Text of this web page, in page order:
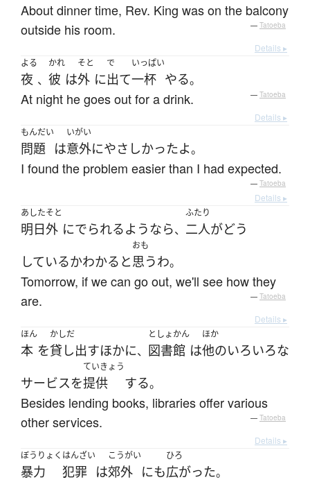
About dinner time, Rev. King was on the balcony
outside his room.
— Tatoeba
Details ▸
よる
夜 、
かれ
彼 は
そと
外 に
で
出て
いっぱい
一杯 やる。
At night he goes out for a drink. — Tatoeba
Details ▸
もんだい
問題 は
いがい
意外にやさしかったよ。
I found the problem easier than I had expected.
— Tatoeba
Details ▸
あした
明日
そと
外 にでられるようなら、
ふたり
二人がどう
しているかわかる と
おも
思うわ。
Tomorrow, if we can go out, we'll see how they
are.
— Tatoeba
Details ▸
ほん
本 を
かしだ
貸し出すほかに、
としょかん
図書館 は
ほか
他のいろいろな
サービスを
ていきょう
提供 する。
Besides lending books, libraries offer various
other services.
— Tatoeba
Details ▸
ぼうりょく
暴力
はんざい
犯罪 は
こうがい
郊外 にも
ひろ
広がった。